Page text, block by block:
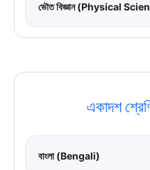
ভৌত বিজ্ঞান (Physical
একাদশ
বাংলা (Bengali)